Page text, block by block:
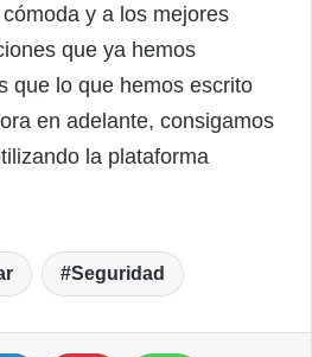
y a los mejores
que ya hemos
que lo que hemos escrito
en adelante, consigamos
la plataforma
Seguridad